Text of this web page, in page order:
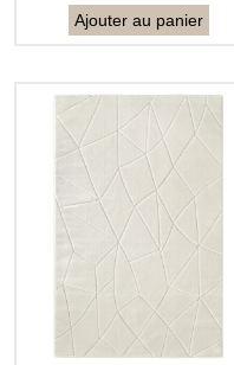
Ajouter au panier